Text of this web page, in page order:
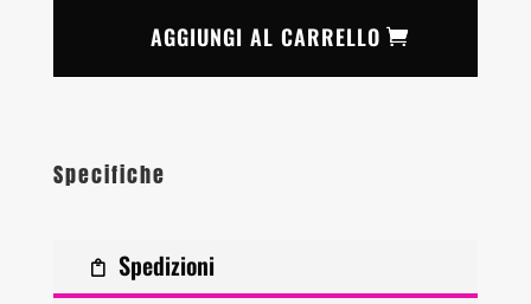
AGGIUNGI AL CARRELLO
Specifiche
Spedizioni